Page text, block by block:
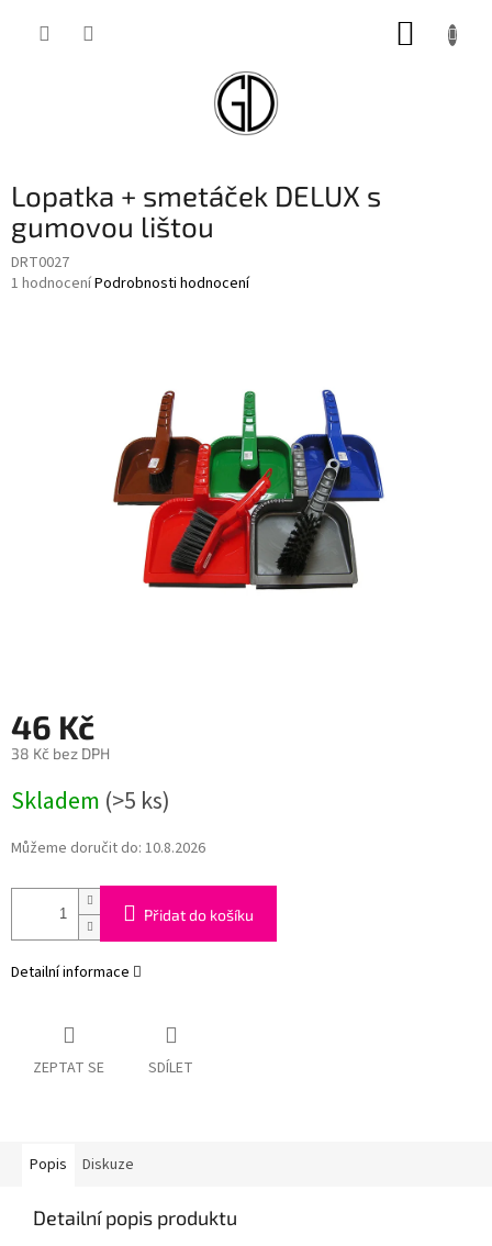
Lopatka + smetáček DELUX s
gumovou lištou
DRT0027
Průměrné
1 hodnoceníPodrobnosti hodnocení
46 Kč
38 Kč bez DPH
cena:
Skladem (>5 ks)
Můžeme doručit do: 10.8.2026
Přidat do košíku
Detailní informace
ZEPTAT SE SDÍLET
Popis Diskuze
Detailní popis produktu